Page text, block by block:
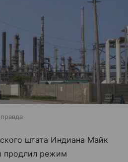
штата Индиана Майк
продлил режим